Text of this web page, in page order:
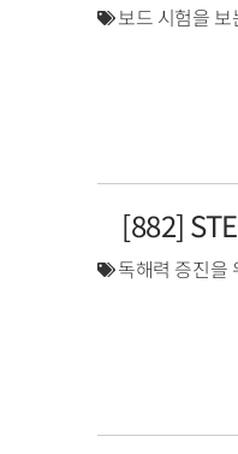
보드 시험을 보
[882]
독해력 증진을